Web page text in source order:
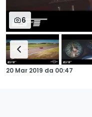
6
20 Mar 2019 da 00:47